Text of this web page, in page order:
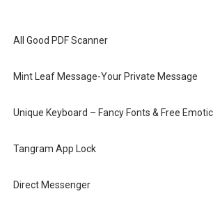
All Good PDF Scanner
Mint Leaf Message-Your Private Message
Unique Keyboard – Fancy Fonts & Free
Tangram App Lock
Direct Messenger